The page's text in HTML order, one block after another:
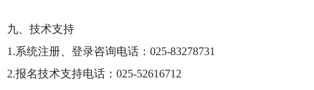
九、技术支持
1.系统注册、登录咨询电话：025-83278731
2.报名技术支持电话：025-52616712